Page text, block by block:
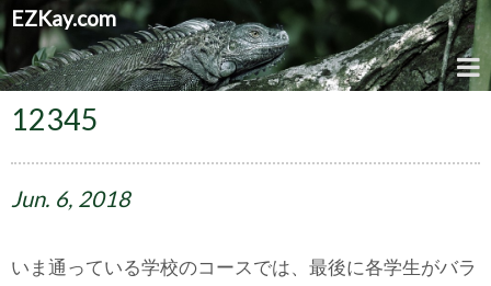
EZKay.com
12345
Jun. 6, 2018
いま通っている学校のコースでは、最後に各学生がバラ